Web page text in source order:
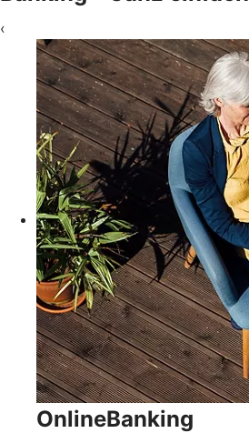
‹
OnlineBanking